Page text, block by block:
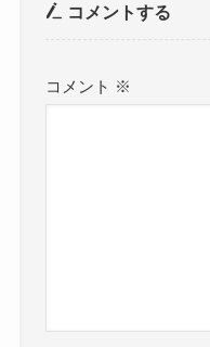
コメントする
コメント ※